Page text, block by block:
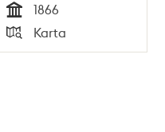
Tid
1866
Typ
Karta